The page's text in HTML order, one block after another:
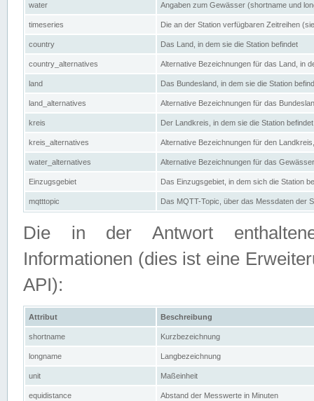
water Angaben zum Gewässer (shortname und
timeseries Die an der Station verfügbaren Zeitreihen
country Das Land, in dem sie die Station befindet
country_alternatives Alternative Bezeichnungen für das Land, in
land Das Bundesland, in dem sie die Station
land_alternatives Alternative Bezeichnungen für das
kreis Der Landkreis, in dem sie die Station befindet
kreis_alternatives Alternative Bezeichnungen für den
water_alternatives Alternative Bezeichnungen für das
Einzugsgebiet Das Einzugsgebiet, in dem sich die Station
mqtttopic Das MQTT-Topic, über das Messdaten der
Die in der Antwort
Informationen (dies ist eine
API):
Attribut Beschreibung
shortname Kurzbezeichnung
longname Langbezeichnung
unit Maßeinheit
equidistance Abstand der Messwerte in Minuten